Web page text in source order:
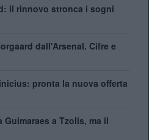
il rinnovo stronca i sogni
dall'Arsenal. Cifre e
pronta la nuova offerta
a Tzolis, ma il